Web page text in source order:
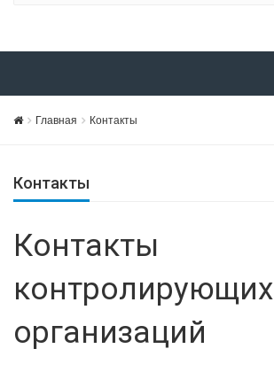
Главная Контакты
Контакты
Контакты
контролирующих
организаций